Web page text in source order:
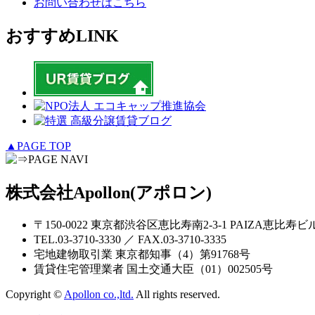
お問い合わせはこちら
おすすめLINK
▲PAGE TOP
株式会社Apollon(アポロン)
〒150-0022 東京都渋谷区恵比寿南2-3-1 PAIZA恵比寿ビ
TEL.03-3710-3330 ／ FAX.03-3710-3335
宅地建物取引業 東京都知事（4）第91768号
賃貸住宅管理業者 国土交通大臣（01）002505号
Copyright © Apollon co.,ltd. All rights reserved.